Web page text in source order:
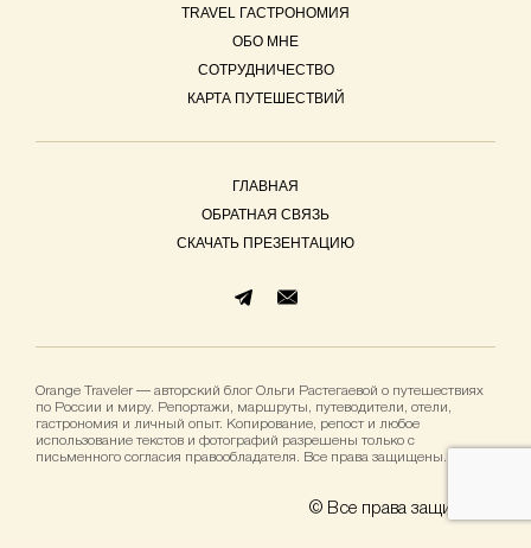
TRAVEL ГАСТРОНОМИЯ
ОБО МНЕ
СОТРУДНИЧЕСТВО
КАРТА ПУТЕШЕСТВИЙ
ГЛАВНАЯ
ОБРАТНАЯ СВЯЗЬ
СКАЧАТЬ ПРЕЗЕНТАЦИЮ
Orange Traveler — авторский блог Ольги Растегаевой о путешествиях
по России и миру. Репортажи, маршруты, путеводители, отели,
гастрономия и личный опыт. Копирование, репост и любое
использование текстов и фотографий разрешены только с
письменного согласия правообладателя. Все права защищены.
© Все права защищены